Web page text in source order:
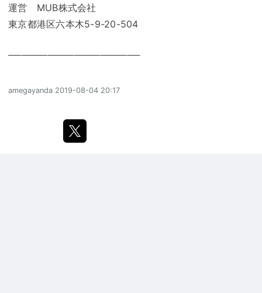
運営 MUB株式会社
東京都港区六本木5-9-20-504
────────────────────
amegayanda 2019-08-04 20:17